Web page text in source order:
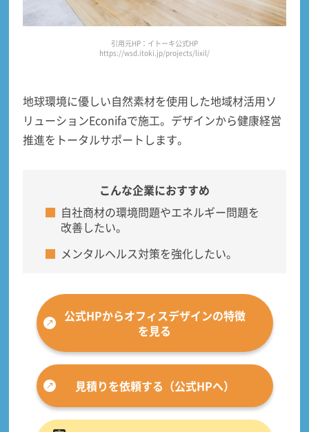
引用元HP：イトーキ公式HP
https://wsd.itoki.jp/projects/lixil/
地球環境に優しい自然素材を使用した地域材活用ソ
リューションEconifaで施工。デザインから健康経営
推進をトータルサポートします。
こんな企業におすすめ
自社商材の環境問題やエネルギー問題を
改善したい。
メンタルヘルス対策を強化したい。
公式HPからオフィスデザインの特徴
を見る
見積りを依頼する（公式HPへ）